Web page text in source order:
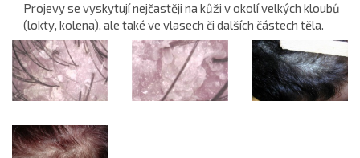
Projevy se vyskytují nejčastěji na kůži v okolí velkých kloubů
(lokty, kolena), ale také ve vlasech či dalších částech těla.